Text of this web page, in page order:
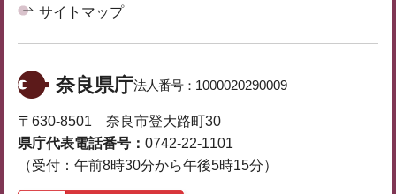
サイトマップ
奈良県庁法人番号： 1000020290009
〒630-8501 奈良市登大路町30
県庁代表電話番号： 0742-22-1101
（受付：午前8時30分から午後5時15分）